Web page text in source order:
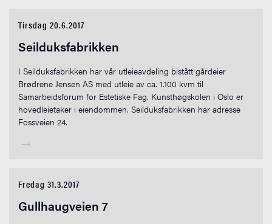
Tirsdag 20.6.2017
Seilduksfabrikken
I Seilduksfabrikken har vår utleieavdeling bistått gårdeier
Brødrene Jensen AS med utleie av ca. 1.100 kvm til
Samarbeidsforum for Estetiske Fag. Kunsthøgskolen i Oslo er
hovedleietaker i eiendommen. Seilduksfabrikken har adresse
Fossveien 24.
→
Fredag 31.3.2017
Gullhaugveien 7